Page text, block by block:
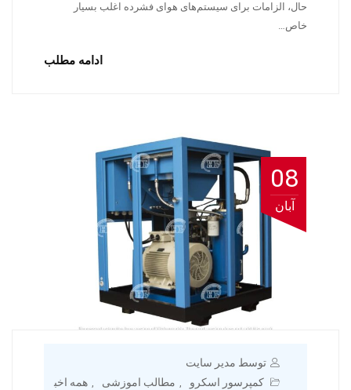
حال، الزامات برای سیستم‌های هوای فشرده اغلب بسیار
خاص…
ادامه مطلب
08
آبان
توسط مدیر سایت
کمپرسور اسکرو
مطالب اموزشی
همه اخب